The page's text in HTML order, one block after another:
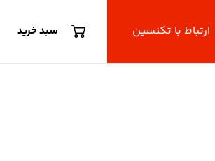
سبد خرید ارتباط با تکنسین